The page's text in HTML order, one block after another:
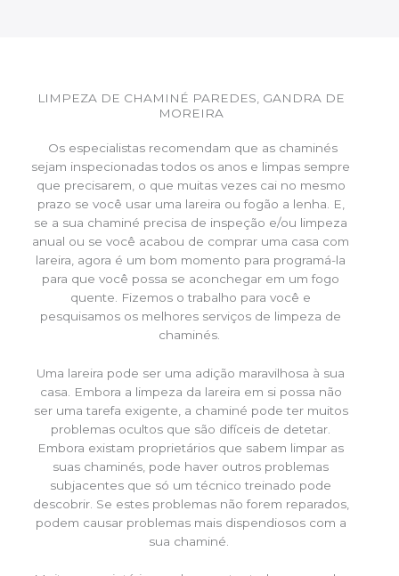
LIMPEZA DE CHAMINÉ PAREDES, GANDRA DE
MOREIRA
Os especialistas recomendam que as chaminés
sejam inspecionadas todos os anos e limpas sempre
que precisarem, o que muitas vezes cai no mesmo
prazo se você usar uma lareira ou fogão a lenha. E,
se a sua chaminé precisa de inspeção e/ou limpeza
anual ou se você acabou de comprar uma casa com
lareira, agora é um bom momento para programá-la
para que você possa se aconchegar em um fogo
quente. Fizemos o trabalho para você e
pesquisamos os melhores serviços de limpeza de
chaminés.
Uma lareira pode ser uma adição maravilhosa à sua
casa. Embora a limpeza da lareira em si possa não
ser uma tarefa exigente, a chaminé pode ter muitos
problemas ocultos que são difíceis de detetar.
Embora existam proprietários que sabem limpar as
suas chaminés, pode haver outros problemas
subjacentes que só um técnico treinado pode
descobrir. Se estes problemas não forem reparados,
podem causar problemas mais dispendiosos com a
sua chaminé.